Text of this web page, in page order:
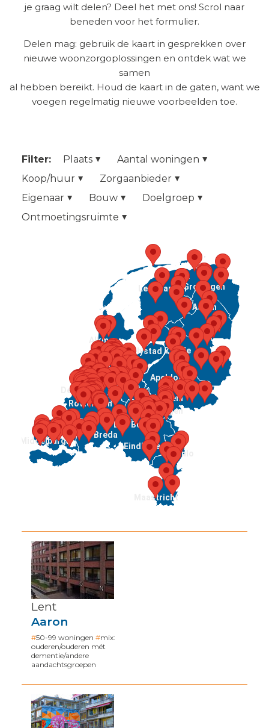
je graag wilt delen? Deel het met ons! Scrol naar
beneden voor het formulier.
Delen mag: gebruik de kaart in gesprekken over
nieuwe woonzorgoplossingen en ontdek wat we
samen
al hebben bereikt. Houd de kaart in de gaten, want we
voegen regelmatig nieuwe voorbeelden toe.